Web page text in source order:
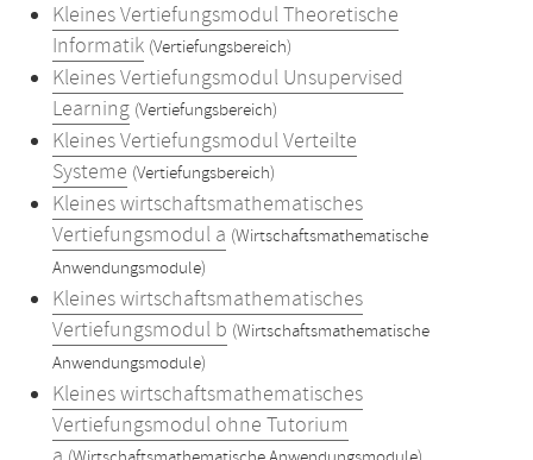
Kleines Vertiefungsmodul Theoretische
Informatik (Vertiefungsbereich)
Kleines Vertiefungsmodul Unsupervised
Learning (Vertiefungsbereich)
Kleines Vertiefungsmodul Verteilte
Systeme (Vertiefungsbereich)
Kleines wirtschaftsmathematisches
Vertiefungsmodul a (Wirtschaftsmathematische
Anwendungsmodule)
Kleines wirtschaftsmathematisches
Vertiefungsmodul b (Wirtschaftsmathematische
Anwendungsmodule)
Kleines wirtschaftsmathematisches
Vertiefungsmodul ohne Tutorium